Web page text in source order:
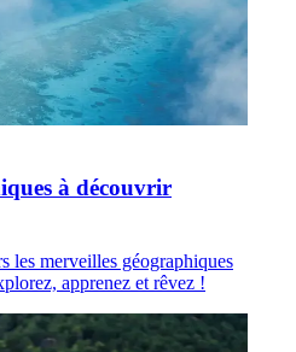
à découvrir
les merveilles géographiques
apprenez et rêvez !